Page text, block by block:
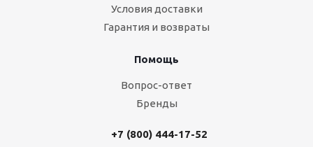
Условия доставки
Гарантия и возвраты
Помощь
Вопрос-ответ
Бренды
+7 (800) 444-17-52